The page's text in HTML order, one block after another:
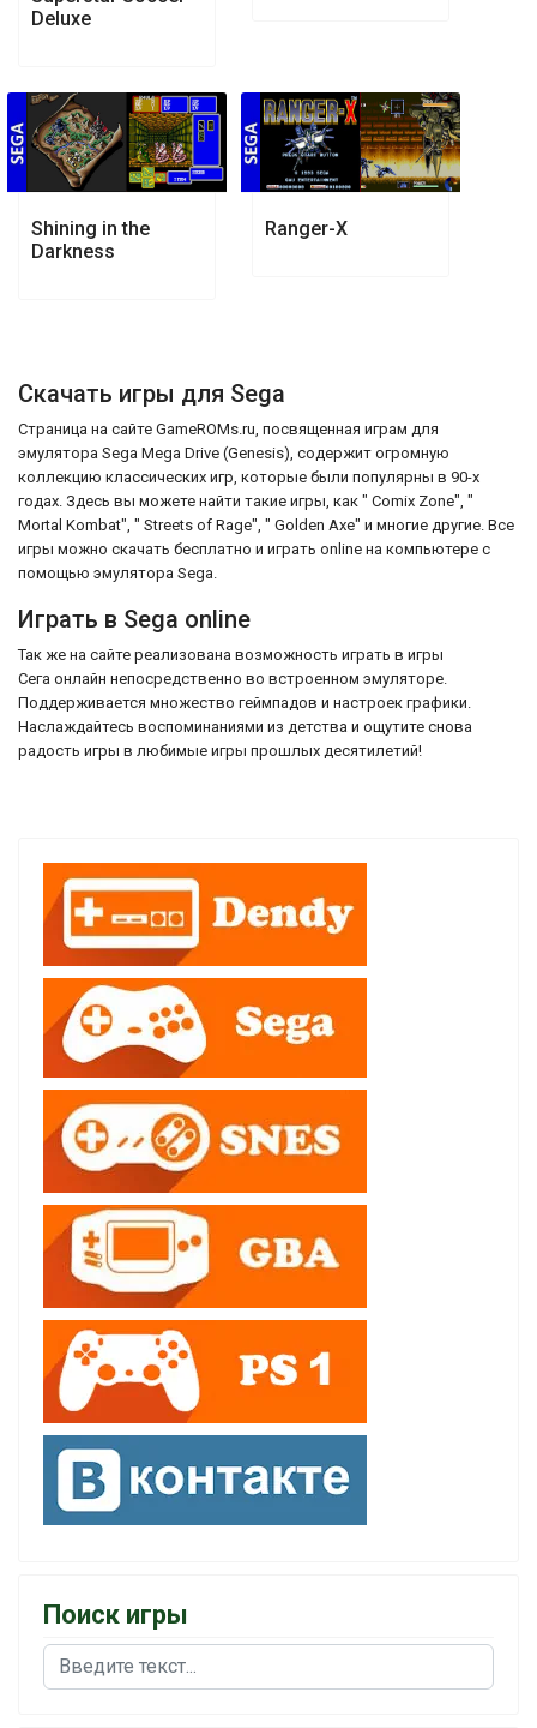
Deluxe
Shining in the
Darkness
Ranger-X
Скачать игры для Sega
Страница на сайте GameROMs.ru, посвященная играм для
эмулятора Sega Mega Drive (Genesis), содержит огромную
коллекцию классических игр, которые были популярны в 90-х
годах. Здесь вы можете найти такие игры, как " Comix Zone", "
Mortal Kombat", " Streets of Rage", " Golden Axe" и многие другие. Все
игры можно скачать бесплатно и играть online на компьютере с
помощью эмулятора Sega.
Играть в Sega online
Так же на сайте реализована возможность играть в игры
Сега онлайн непосредственно во встроенном эмуляторе.
Поддерживается множество геймпадов и настроек графики.
Наслаждайтесь воспоминаниями из детства и ощутите снова
радость игры в любимые игры прошлых десятилетий!
Поиск игры
Поиск